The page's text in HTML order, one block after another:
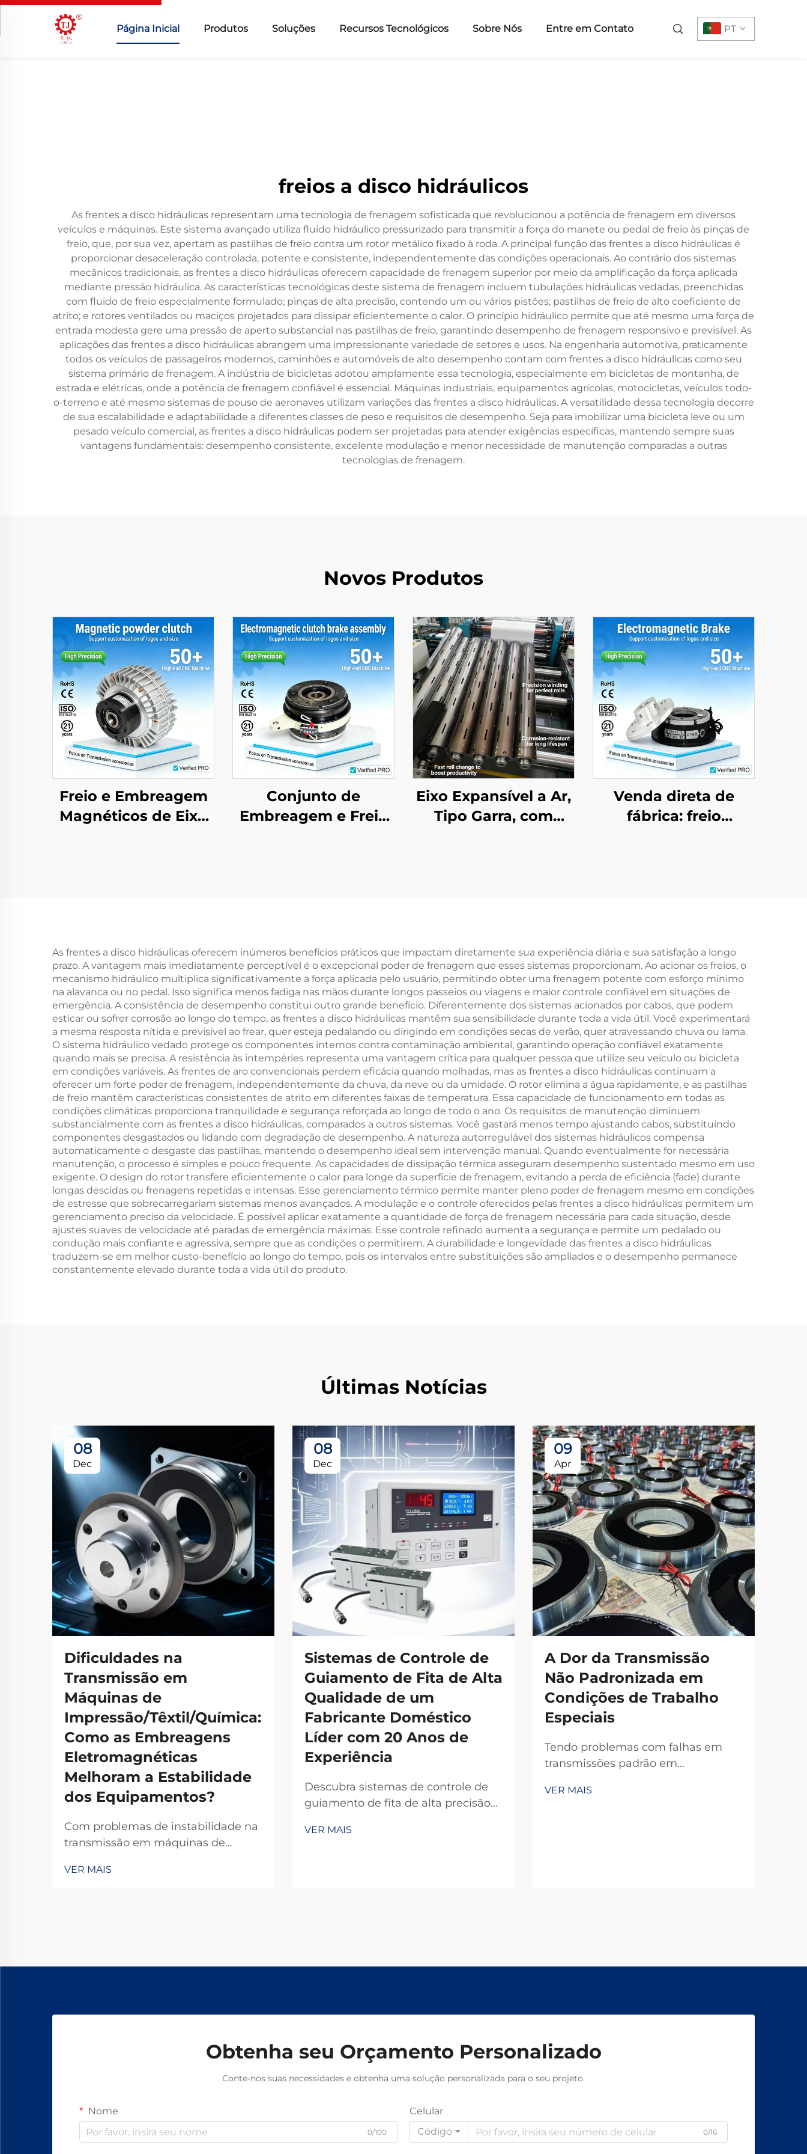
Página Inicial Produtos Soluções Recursos Tecnológicos Sobre Nós Entre em Contato PT
freios a disco hidráulicos
As frentes a disco hidráulicas representam uma tecnologia de frenagem sofisticada que revolucionou a potência de frenagem em diversos
veículos e máquinas. Este sistema avançado utiliza fluido hidráulico pressurizado para transmitir a força do manete ou pedal de freio às pinças de
freio, que, por sua vez, apertam as pastilhas de freio contra um rotor metálico fixado à roda. A principal função das frentes a disco hidráulicas é
proporcionar desaceleração controlada, potente e consistente, independentemente das condições operacionais. Ao contrário dos sistemas
mecânicos tradicionais, as frentes a disco hidráulicas oferecem capacidade de frenagem superior por meio da amplificação da força aplicada
mediante pressão hidráulica. As características tecnológicas deste sistema de frenagem incluem tubulações hidráulicas vedadas, preenchidas
com fluido de freio especialmente formulado; pinças de alta precisão, contendo um ou vários pistões; pastilhas de freio de alto coeficiente de
atrito; e rotores ventilados ou maciços projetados para dissipar eficientemente o calor. O princípio hidráulico permite que até mesmo uma força de
entrada modesta gere uma pressão de aperto substancial nas pastilhas de freio, garantindo desempenho de frenagem responsivo e previsível. As
aplicações das frentes a disco hidráulicas abrangem uma impressionante variedade de setores e usos. Na engenharia automotiva, praticamente
todos os veículos de passageiros modernos, caminhões e automóveis de alto desempenho contam com frentes a disco hidráulicas como seu
sistema primário de frenagem. A indústria de bicicletas adotou amplamente essa tecnologia, especialmente em bicicletas de montanha, de
estrada e elétricas, onde a potência de frenagem confiável é essencial. Máquinas industriais, equipamentos agrícolas, motocicletas, veículos todo-
o-terreno e até mesmo sistemas de pouso de aeronaves utilizam variações das frentes a disco hidráulicas. A versatilidade dessa tecnologia decorre
de sua escalabilidade e adaptabilidade a diferentes classes de peso e requisitos de desempenho. Seja para imobilizar uma bicicleta leve ou um
pesado veículo comercial, as frentes a disco hidráulicas podem ser projetadas para atender exigências específicas, mantendo sempre suas
vantagens fundamentais: desempenho consistente, excelente modulação e menor necessidade de manutenção comparadas a outras
tecnologias de frenagem.
Novos Produtos
Freio e Embreagem
Magnéticos de Eixo
Conjunto de
Embreagem e Freio
Eixo Expansível a Ar,
Tipo Garra, com
Venda direta de
fábrica: freio
As frentes a disco hidráulicas oferecem inúmeros benefícios práticos que impactam diretamente sua experiência diária e sua satisfação a longo
prazo. A vantagem mais imediatamente perceptível é o excepcional poder de frenagem que esses sistemas proporcionam. Ao acionar os freios, o
mecanismo hidráulico multiplica significativamente a força aplicada pelo usuário, permitindo obter uma frenagem potente com esforço mínimo
na alavanca ou no pedal. Isso significa menos fadiga nas mãos durante longos passeios ou viagens e maior controle confiável em situações de
emergência. A consistência de desempenho constitui outro grande benefício. Diferentemente dos sistemas acionados por cabos, que podem
esticar ou sofrer corrosão ao longo do tempo, as frentes a disco hidráulicas mantêm sua sensibilidade durante toda a vida útil. Você experimentará
a mesma resposta nítida e previsível ao frear, quer esteja pedalando ou dirigindo em condições secas de verão, quer atravessando chuva ou lama.
O sistema hidráulico vedado protege os componentes internos contra contaminação ambiental, garantindo operação confiável exatamente
quando mais se precisa. A resistência às intempéries representa uma vantagem crítica para qualquer pessoa que utilize seu veículo ou bicicleta
em condições variáveis. As frentes de aro convencionais perdem eficácia quando molhadas, mas as frentes a disco hidráulicas continuam a
oferecer um forte poder de frenagem, independentemente da chuva, da neve ou da umidade. O rotor elimina a água rapidamente, e as pastilhas
de freio mantêm características consistentes de atrito em diferentes faixas de temperatura. Essa capacidade de funcionamento em todas as
condições climáticas proporciona tranquilidade e segurança reforçada ao longo de todo o ano. Os requisitos de manutenção diminuem
substancialmente com as frentes a disco hidráulicas, comparados a outros sistemas. Você gastará menos tempo ajustando cabos, substituindo
componentes desgastados ou lidando com degradação de desempenho. A natureza autorregulável dos sistemas hidráulicos compensa
automaticamente o desgaste das pastilhas, mantendo o desempenho ideal sem intervenção manual. Quando eventualmente for necessária
manutenção, o processo é simples e pouco frequente. As capacidades de dissipação térmica asseguram desempenho sustentado mesmo em uso
exigente. O design do rotor transfere eficientemente o calor para longe da superfície de frenagem, evitando a perda de eficiência (fade) durante
longas descidas ou frenagens repetidas e intensas. Esse gerenciamento térmico permite manter pleno poder de frenagem mesmo em condições
de estresse que sobrecarregariam sistemas menos avançados. A modulação e o controle oferecidos pelas frentes a disco hidráulicas permitem um
gerenciamento preciso da velocidade. É possível aplicar exatamente a quantidade de força de frenagem necessária para cada situação, desde
ajustes suaves de velocidade até paradas de emergência máximas. Esse controle refinado aumenta a segurança e permite um pedalado ou
condução mais confiante e agressiva, sempre que as condições o permitirem. A durabilidade e longevidade das frentes a disco hidráulicas
traduzem-se em melhor custo-benefício ao longo do tempo, pois os intervalos entre substituições são ampliados e o desempenho permanece
constantemente elevado durante toda a vida útil do produto.
Últimas Notícias
08
Dec
Dificuldades na
Transmissão em
Máquinas de
Impressão/Têxtil/Química:
Como as Embreagens
Eletromagnéticas
Melhoram a Estabilidade
dos Equipamentos?
Com problemas de instabilidade na
transmissão em máquinas de
embreagens eletromagnéticas TJ-A
VER MAIS
08
Dec
Sistemas de Controle de
Guiamento de Fita de Alta
Qualidade de um
Fabricante Doméstico
Líder com 20 Anos de
Experiência
Descubra sistemas de controle de
guiamento de fita de alta precisão
confiável com 20 anos de
VER MAIS
09
Apr
A Dor da Transmissão
Não Padronizada em
Condições de Trabalho
Especiais
Tendo problemas com falhas em
transmissões padrão em
espaços apertados? A TianJi, com 20
VER MAIS
Obtenha seu Orçamento Personalizado
Conte-nos suas necessidades e obtenha uma solução personalizada para o seu projeto.
Nome
0/100
Celular
Código
0/16